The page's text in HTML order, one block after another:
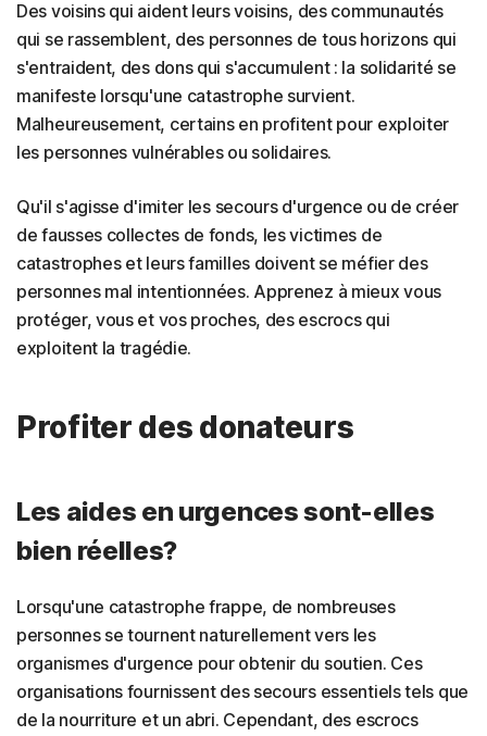
Des voisins qui aident leurs voisins, des communautés
qui se rassemblent, des personnes de tous horizons qui
s'entraident, des dons qui s'accumulent : la solidarité se
manifeste lorsqu'une catastrophe survient.
Malheureusement, certains en profitent pour exploiter
les personnes vulnérables ou solidaires.
Qu'il s'agisse d'imiter les secours d'urgence ou de créer
de fausses collectes de fonds, les victimes de
catastrophes et leurs familles doivent se méfier des
personnes mal intentionnées. Apprenez à mieux vous
protéger, vous et vos proches, des escrocs qui
exploitent la tragédie.
Profiter des donateurs
Les aides en urgences sont-elles
bien réelles?
Lorsqu'une catastrophe frappe, de nombreuses
personnes se tournent naturellement vers les
organismes d'urgence pour obtenir du soutien. Ces
organisations fournissent des secours essentiels tels que
de la nourriture et un abri. Cependant, des escrocs